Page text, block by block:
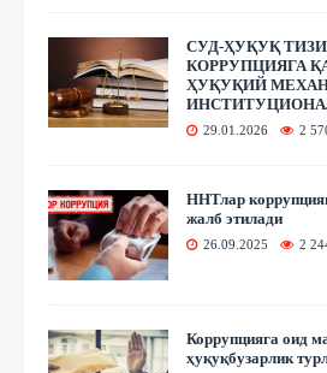
СУД-ҲУҚУҚ
КОРРУПЦИЯГА
ҲУҚУҚИЙ
29.01.2026 2
ННТлар
жалб этилади
26.09.2025 2
Коррупцияга оид
ҳуқуқбузарлик